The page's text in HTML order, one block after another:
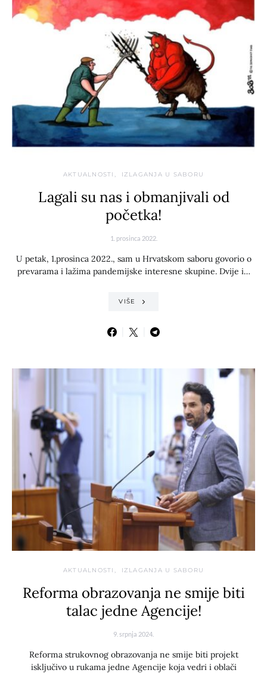
AKTUALNOSTI IZLAGANJA U SABORU
Lagali su nas i obmanjivali od
početka!
1. prosinca 2022.
U petak, 1.prosinca 2022., sam u Hrvatskom saboru govorio o
prevarama i lažima pandemijske interesne skupine. Dvije i…
VIŠE
AKTUALNOSTI IZLAGANJA U SABORU
Reforma obrazovanja ne smije biti
talac jedne Agencije!
9. srpnja 2024.
Reforma strukovnog obrazovanja ne smije biti projekt
isključivo u rukama jedne Agencije koja vedri i oblači